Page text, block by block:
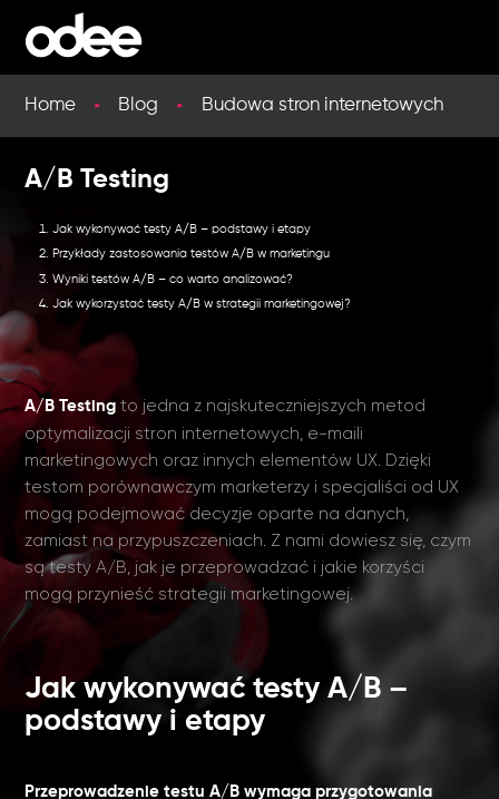
Home Blog Budowa stron internetowych
A/B Testing
Jak wykonywać testy A/B – podstawy i etapy
Przykłady zastosowania testów A/B w marketingu
Wyniki testów A/B – co warto analizować?
Jak wykorzystać testy A/B w strategii marketingowej?
A/B Testing to jedna z najskuteczniejszych metod
optymalizacji stron internetowych, e-maili
marketingowych oraz innych elementów UX. Dzięki
testom porównawczym marketerzy i specjaliści od UX
mogą podejmować decyzje oparte na danych,
zamiast na przypuszczeniach. Z nami dowiesz się, czym
są testy A/B, jak je przeprowadzać i jakie korzyści
mogą przynieść strategii marketingowej.
Jak wykonywać testy A/B –
podstawy i etapy
Przeprowadzenie testu A/B wymaga przygotowania